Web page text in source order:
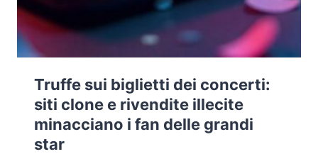
Truffe sui biglietti dei concerti:
siti clone e rivendite illecite
minacciano i fan delle grandi
star